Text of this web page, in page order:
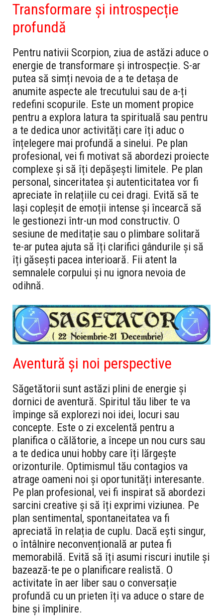
Transformare și introspecție
profundă
Pentru nativii Scorpion, ziua de astăzi aduce o
energie de transformare și introspecție. S-ar
putea să simți nevoia de a te detașa de
anumite aspecte ale trecutului sau de a-ți
redefini scopurile. Este un moment propice
pentru a explora latura ta spirituală sau pentru
a te dedica unor activități care îți aduc o
înțelegere mai profundă a sinelui. Pe plan
profesional, vei fi motivat să abordezi proiecte
complexe și să îți depășești limitele. Pe plan
personal, sinceritatea și autenticitatea vor fi
apreciate în relațiile cu cei dragi. Evită să te
lași copleșit de emoții intense și încearcă să
le gestionezi într-un mod constructiv. O
sesiune de meditație sau o plimbare solitară
te-ar putea ajuta să îți clarifici gândurile și să
îți găsești pacea interioară. Fii atent la
semnalele corpului și nu ignora nevoia de
odihnă.
Aventură și noi perspective
Săgetătorii sunt astăzi plini de energie și
dornici de aventură. Spiritul tău liber te va
împinge să explorezi noi idei, locuri sau
concepte. Este o zi excelentă pentru a
planifica o călătorie, a începe un nou curs sau
a te dedica unui hobby care îți lărgește
orizonturile. Optimismul tău contagios va
atrage oameni noi și oportunități interesante.
Pe plan profesional, vei fi inspirat să abordezi
sarcini creative și să îți exprimi viziunea. Pe
plan sentimental, spontaneitatea va fi
apreciată în relația de cuplu. Dacă ești singur,
o întâlnire neconvențională ar putea fi
memorabilă. Evită să îți asumi riscuri inutile și
bazează-te pe o planificare realistă. O
activitate în aer liber sau o conversație
profundă cu un prieten îți va aduce o stare de
bine și împlinire.